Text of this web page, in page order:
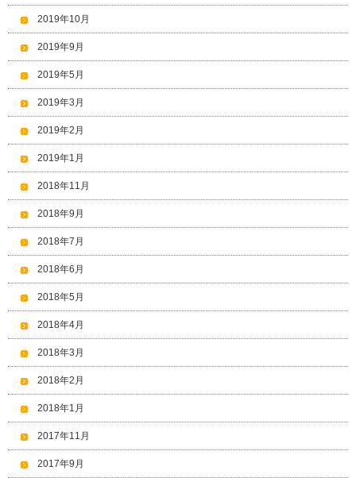
2019年10月
2019年9月
2019年5月
2019年3月
2019年2月
2019年1月
2018年11月
2018年9月
2018年7月
2018年6月
2018年5月
2018年4月
2018年3月
2018年2月
2018年1月
2017年11月
2017年9月